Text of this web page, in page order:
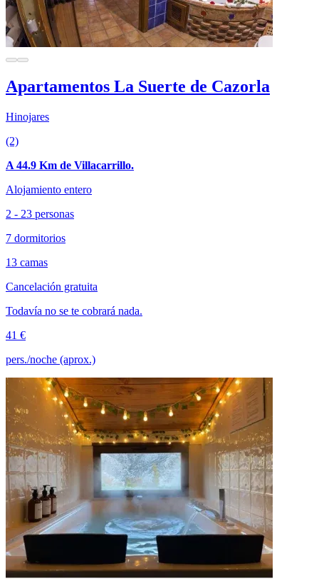
Apartamentos La Suerte de Cazorla
Hinojares
(2)
A 44.9 Km de Villacarrillo.
Alojamiento entero
2 - 23 personas
7 dormitorios
13 camas
Cancelación gratuita
Todavía no se te cobrará nada.
41 €
pers./noche (aprox.)